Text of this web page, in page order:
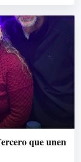
que unen